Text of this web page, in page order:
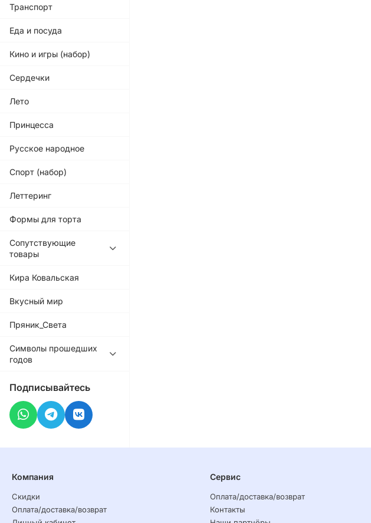
Транспорт
Еда и посуда
Кино и игры (набор)
Сердечки
Лето
Принцесса
Русское народное
Спорт (набор)
Леттеринг
Формы для торта
Сопутствующие
товары
Кира Ковальская
Вкусный мир
Пряник_Света
Символы прошедших
годов
Подписывайтесь
Компания
Скидки
Оплата/доставка/возврат
Сервис
Оплата/доставка/возврат
Контакты